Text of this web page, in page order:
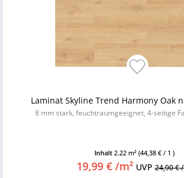
Laminat Skyline Trend Harmony Oak
8 mm stark, feuchtraumgeeignet, 4-seitige
Inhalt 2.22 m² (44,38 € / 1 )
19,99 € /m² UVP24,90 €